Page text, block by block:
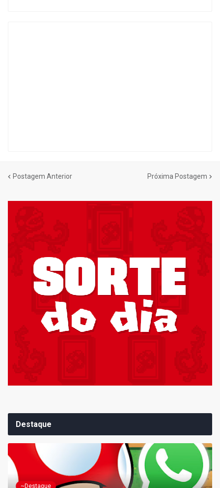
Postagem Anterior Próxima Postagem
Destaque
~Destaque